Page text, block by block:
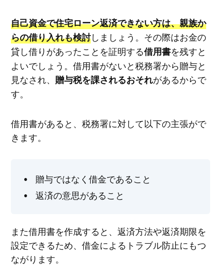
自己資金で住宅ローン返済できない方は、親族か
らの借り入れも検討しましょう。その際はお金の
貸し借りがあったことを証明する借用書を残すと
よいでしょう。借用書がないと税務署から贈与と
見なされ、 贈与税を課されるおそれがあるからで
す。
借用書があると、税務署に対して以下の主張がで
きます。
贈与ではなく借金であること
返済の意思があること
また借用書を作成すると、返済方法や返済期限を
設定できるため、借金によるトラブル防止にもつ
ながります。